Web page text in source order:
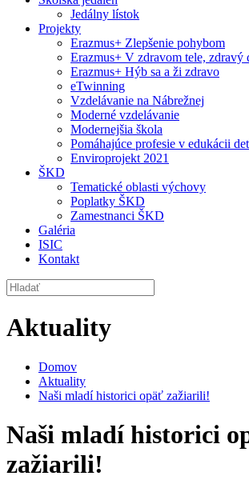
Jedálny lístok
Projekty
Erazmus+ Zlepšenie pohybom
Erazmus+ V zdravom tele, zdravý
Erazmus+ Hýb sa a ži zdravo
eTwinning
Vzdelávanie na Nábrežnej
Moderné vzdelávanie
Modernejšia škola
Pomáhajúce profesie v edukácii
Enviroprojekt 2021
ŠKD
Tematické oblasti výchovy
Poplatky ŠKD
Zamestnanci ŠKD
Galéria
ISIC
Kontakt
Aktuality
Domov
Aktuality
Naši mladí historici opäť zažiarili!
Naši mladí historici
zažiarili!